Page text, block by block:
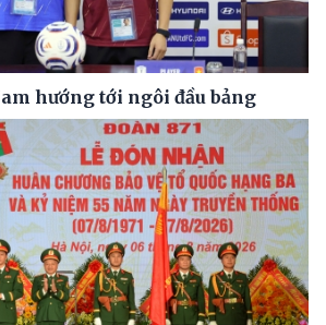
hướng tới ngôi đầu bảng